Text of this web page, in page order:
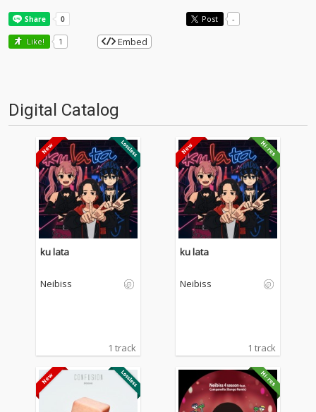
Post -
Like! 1 Embed
Digital Catalog
ku lata
Neibiss
1 track
ku lata
Neibiss
1 track